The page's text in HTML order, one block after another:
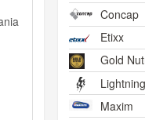
Concap
Etixx
Gold
Maxim